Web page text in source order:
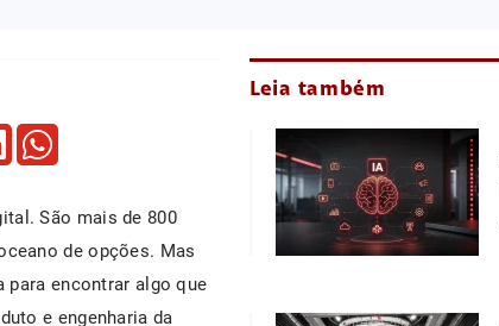
São mais de 800
de opções. Mas
encontrar algo que
e engenharia da
Leia também